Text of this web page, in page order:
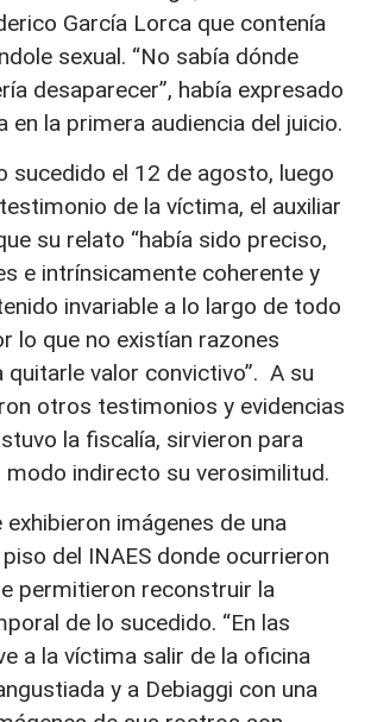
García Lorca que contenía
sexual. “No sabía dónde
desaparecer”, había expresado
en la primera audiencia del juicio.
sucedido el 12 de agosto, luego
de la víctima, el auxiliar
su relato “había sido preciso,
e intrínsicamente coherente y
invariable a lo largo de todo
lo que no existían razones
quitarle valor convictivo”. A su
otros testimonios y evidencias
la fiscalía, sirvieron para
indirecto su verosimilitud.
exhibieron imágenes de una
del INAES donde ocurrieron
permitieron reconstruir la
de lo sucedido. “En las
a la víctima salir de la oficina
y a Debiaggi con una